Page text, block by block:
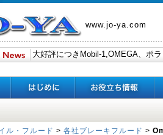
www.jo-ya.com
ル・フルード > 各社ブレーキフルード >